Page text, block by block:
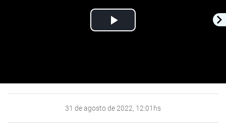
Play
31 de agosto de 2022, 12:01hs